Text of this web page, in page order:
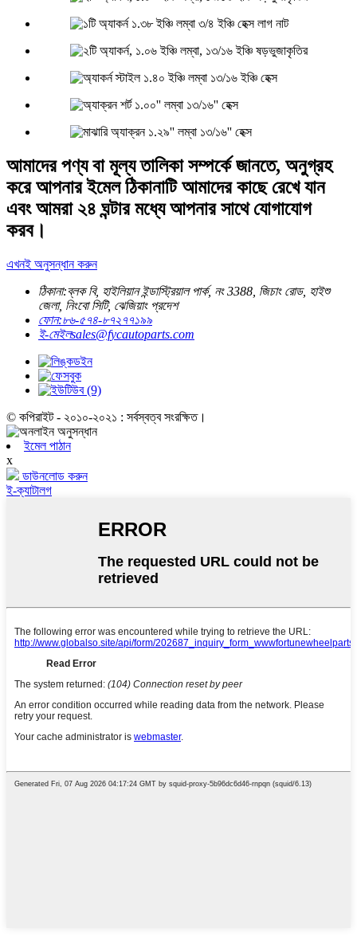
আমাদের পণ্য বা মূল্য তালিকা সম্পর্কে জানতে, অনুগ্রহ
করে আপনার ইমেল ঠিকানাটি আমাদের কাছে রেখে যান
এবং আমরা ২৪ ঘন্টার মধ্যে আপনার সাথে যোগাযোগ
করব।
এখনই অনুসন্ধান করুন
ঠিকানা:ব্লক বি, হাইলিয়ান ইন্ডাস্ট্রিয়াল পার্ক, নং 3388, জিচাং রোড, হাইশু
জেলা, নিংবো সিটি, ঝেজিয়াং প্রদেশ
ফোন:৮৬-৫৭৪-৮৭২৭৭১৯৯
ই-মেইলsales@fycautoparts.com
© কপিরাইট - ২০১০-২০২১ : সর্বস্বত্ব সংরক্ষিত।
ইমেল পাঠান
x
ডাউনলোড করুন
ই-ক্যাটালগ